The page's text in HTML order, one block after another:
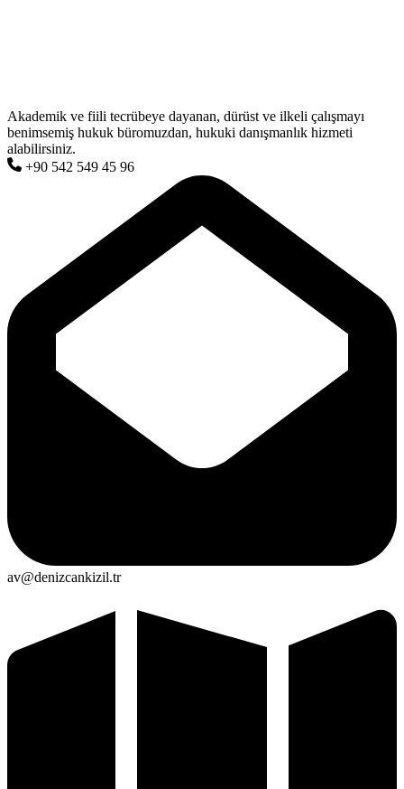
Akademik ve fiili tecrübeye dayanan, dürüst ve ilkeli çalışmayı
benimsemiş hukuk büromuzdan, hukuki danışmanlık hizmeti
alabilirsiniz.
+90 542 549 45 96
av@denizcankizil.tr